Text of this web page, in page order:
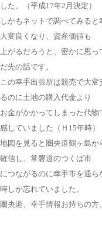
した。（平成17年2月決定）
しかもネットで調べてみる
大変良くなり、資産価値も
上がるだろうと、密かに思
だ先の話です。
この幸手出張所は競売で大
るのに土地の購入代金より
お金がかかってしまった代
感していました（Ｈ15年時）
地図を見ると圏央道鶴ヶ島
確信し、常磐道のつくば市
につながるのに幸手市を通
時しか忘れていました。
圏央道、幸手情報お持ちの方